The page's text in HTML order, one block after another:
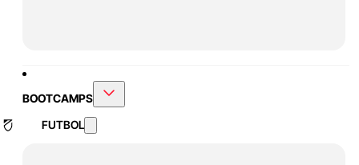
BOOTCAMPS
FUTBOL